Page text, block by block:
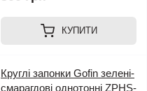
КУПИТИ
Круглі запонки Gofin зелені-
смарагдові однотонні ZPHS-